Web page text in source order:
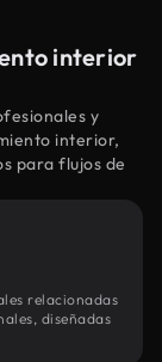
interior
y
interior,
para flujos de
relacionadas
diseñadas